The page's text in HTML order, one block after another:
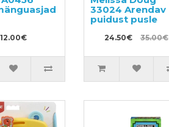
12.00€
33024 Arendav
puidust pusle
24.50€ 35.00€